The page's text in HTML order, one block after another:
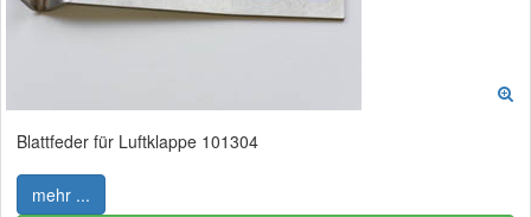
Blattfeder für Luftklappe 101304
mehr ...